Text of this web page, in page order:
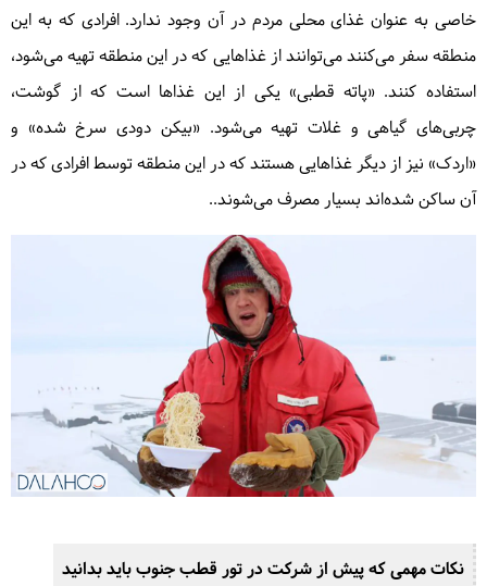
خاصی به عنوان غذای محلی مردم در آن وجود ندارد. افرادی که به این
منطقه سفر می‌کنند می‌توانند از غذاهایی که در این منطقه تهیه می‌شود،
استفاده کنند. «پاته قطبی» یکی از این غذاها است که از گوشت،
چربی‌های گیاهی و غلات تهیه می‌شود. «بیکن دودی سرخ شده» و
«اردک» نیز از دیگر غذاهایی هستند که در این منطقه توسط افرادی که در
آن ساکن شده‌اند بسیار مصرف می‌شوند..
نکات مهمی که پیش از شرکت در تور قطب جنوب باید بدانید